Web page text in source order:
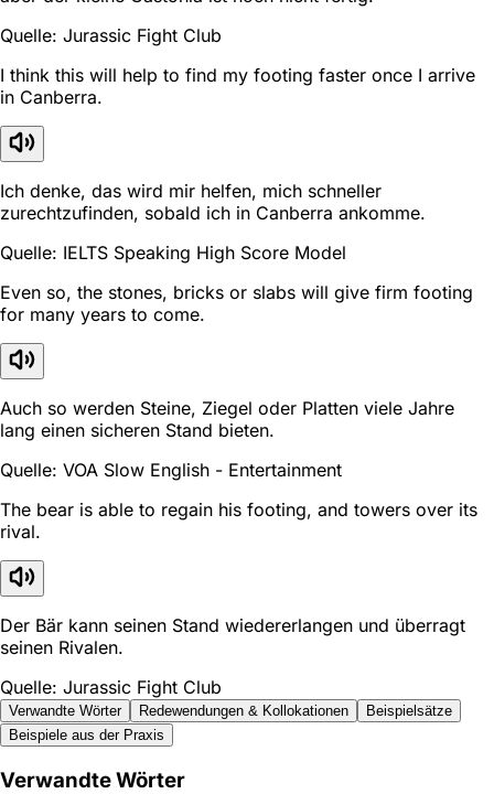
Quelle: Jurassic Fight Club
I think this will help to find my footing faster once I arrive
in Canberra.
Ich denke, das wird mir helfen, mich schneller
zurechtzufinden, sobald ich in Canberra ankomme.
Quelle: IELTS Speaking High Score Model
Even so, the stones, bricks or slabs will give firm footing
for many years to come.
Auch so werden Steine, Ziegel oder Platten viele Jahre
lang einen sicheren Stand bieten.
Quelle: VOA Slow English - Entertainment
The bear is able to regain his footing, and towers over its
rival.
Der Bär kann seinen Stand wiedererlangen und überragt
seinen Rivalen.
Quelle: Jurassic Fight Club
Verwandte Wörter Redewendungen & Kollokationen
Beispielsätze
Beispiele aus der Praxis
Verwandte Wörter